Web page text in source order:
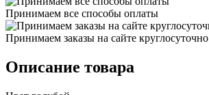
Принимаем все способы оплаты
Принимаем заказы на сайте круглосуточно
Описание товара